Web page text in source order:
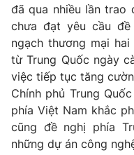
® Cấm sao chép dưới mọi
thuận bằng văn bản. Ghi
thông tin từ website này.
đã qua nhiều lần trao
chưa đạt yêu cầu
ngạch thương mại
từ Trung Quốc ngày
việc tiếp tục tăng
Chính phủ Trung
phía Việt Nam khắc
cũng đề nghị phía
những dự án công